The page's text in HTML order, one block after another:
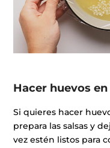
Hacer huevos
Si quieres hacer
prepara las salsas y
vez estén listos para